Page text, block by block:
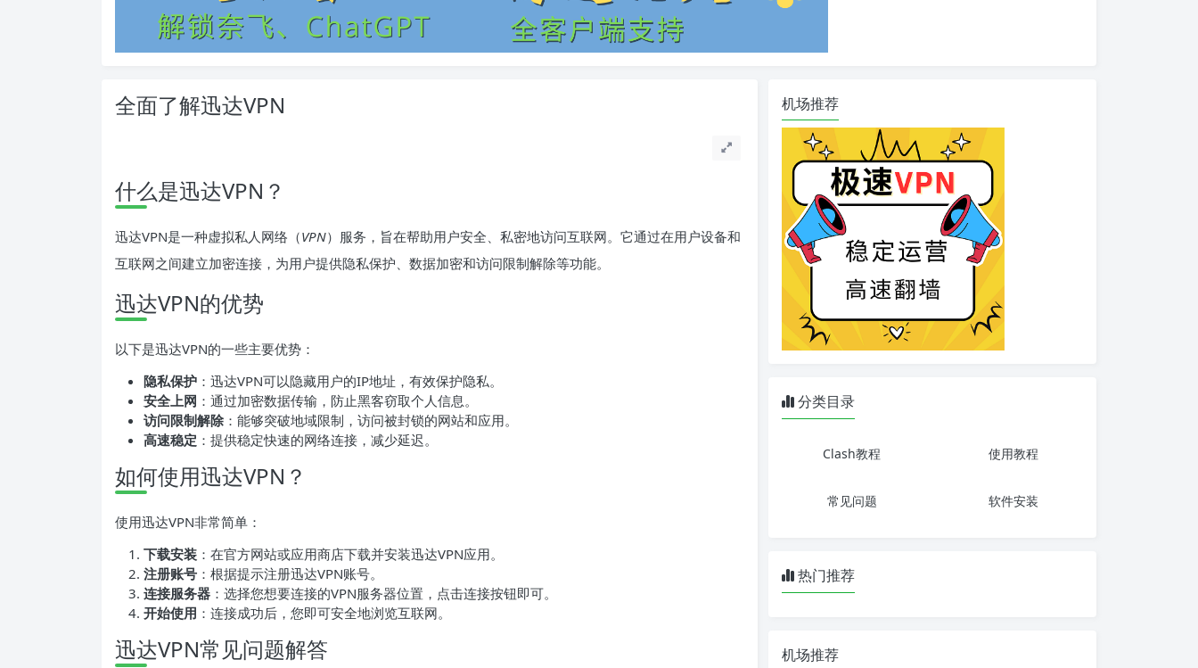
全面了解迅达VPN
什么是迅达VPN？
迅达VPN是一种虚拟私人网络（VPN）服务，旨在帮助用户安全、私密地访问互联网。它通过在用户设备和
互联网之间建立加密连接，为用户提供隐私保护、数据加密和访问限制解除等功能。
迅达VPN的优势
以下是迅达VPN的一些主要优势：
隐私保护 ：迅达VPN可以隐藏用户的IP地址，有效保护隐私。
安全上网 ：通过加密数据传输，防止黑客窃取个人信息。
访问限制解除 ：能够突破地域限制，访问被封锁的网站和应用。
高速稳定 ：提供稳定快速的网络连接，减少延迟。
如何使用迅达VPN？
使用迅达VPN非常简单：
下载安装 ：在官方网站或应用商店下载并安装迅达VPN应用。
注册账号 ：根据提示注册迅达VPN账号。
连接服务器 ：选择您想要连接的VPN服务器位置，点击连接按钮即可。
开始使用 ：连接成功后，您即可安全地浏览互联网。
迅达VPN常见问题解答
机场推荐
分类目录
Clash教程 使用教程
常见问题 软件安装
热门推荐
机场推荐